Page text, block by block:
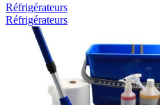
Réfrigérateurs
Réfrigérateurs